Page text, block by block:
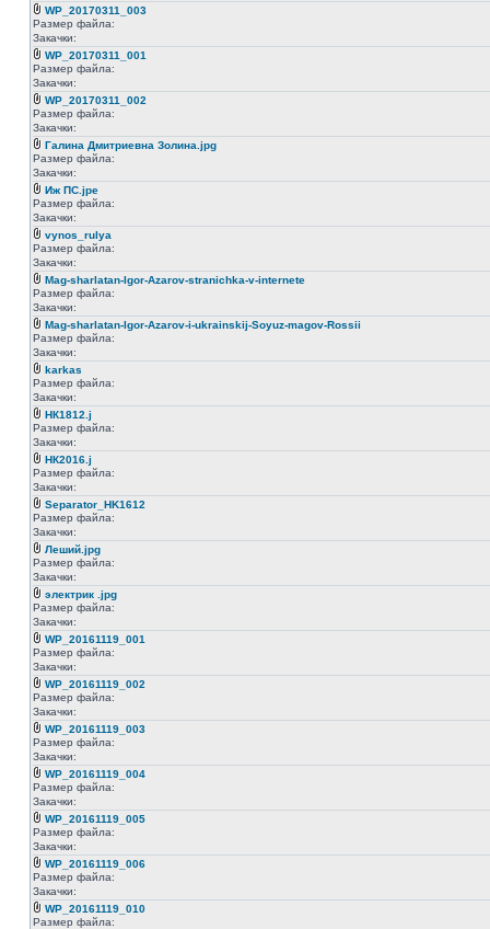
WP_20170311_003
Размер файла:
Закачки:
WP_20170311_001
Размер файла:
Закачки:
WP_20170311_002
Размер файла:
Закачки:
Галина Дмитриевна Золина.jpg
Размер файла:
Закачки:
Иж ПС.jpe
Размер файла:
Закачки:
vynos_rulya
Размер файла:
Закачки:
Mag-sharlatan-Igor-Azarov-stranichka-v-internete
Размер файла:
Закачки:
Mag-sharlatan-Igor-Azarov-i-ukrainskij-Soyuz-magov-Rossii
Размер файла:
Закачки:
karkas
Размер файла:
Закачки:
НК1812.j
Размер файла:
Закачки:
НК2016.j
Размер файла:
Закачки:
Separator_HK1612
Размер файла:
Закачки:
Леший.jpg
Размер файла:
Закачки:
электрик .jpg
Размер файла:
Закачки:
WP_20161119_001
Размер файла:
Закачки:
WP_20161119_002
Размер файла:
Закачки:
WP_20161119_003
Размер файла:
Закачки:
WP_20161119_004
Размер файла:
Закачки:
WP_20161119_005
Размер файла:
Закачки:
WP_20161119_006
Размер файла:
Закачки:
WP_20161119_010
Размер файла: